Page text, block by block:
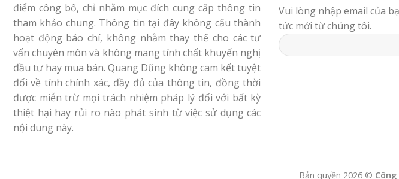
điểm công bố, chỉ nhằm mục đích cung cấp thông tin
tham khảo chung. Thông tin tại đây không cấu thành
hoạt động báo chí, không nhằm thay thế cho các tư
vấn chuyên môn và không mang tính chất khuyến nghị
đầu tư hay mua bán. Quang Dũng không cam kết tuyệt
đối về tính chính xác, đầy đủ của thông tin, đồng thời
được miễn trừ mọi trách nhiệm pháp lý đối với bất kỳ
thiệt hại hay rủi ro nào phát sinh từ việc sử dụng các
nội dung này.
Vui lòng nhập email của
tức mới từ chúng tôi.
Bản quyền 2026 ©